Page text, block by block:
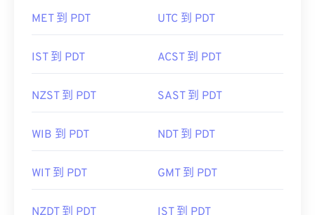
MET 到 PDT UTC 到 PDT
IST 到 PDT ACST 到 PDT
NZST 到 PDT SAST 到 PDT
WIB 到 PDT NDT 到 PDT
WIT 到 PDT GMT 到 PDT
NZDT 到 PDT IST 到 PDT